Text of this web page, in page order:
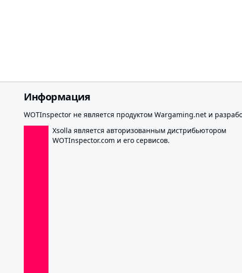
Информация
WOTInspector не является продуктом Wargaming.net и
Xsolla является авторизованным дистрибьютором
WOTInspector.com и его сервисов.